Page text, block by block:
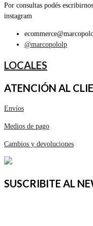
Por consultas podés
instagram
@marcopololp
LOCALES
ATENCIÓN AL
Envíos
Medios de pago
Cambios y devoluciones
SUSCRIBITE AL